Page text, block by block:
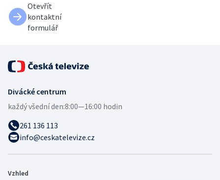
Otevřít
kontaktní
formulář
Divácké centrum
každý všední den:8:00—16:00 hodin
261 136 113
info@ceskatelevize.cz
Vzhled